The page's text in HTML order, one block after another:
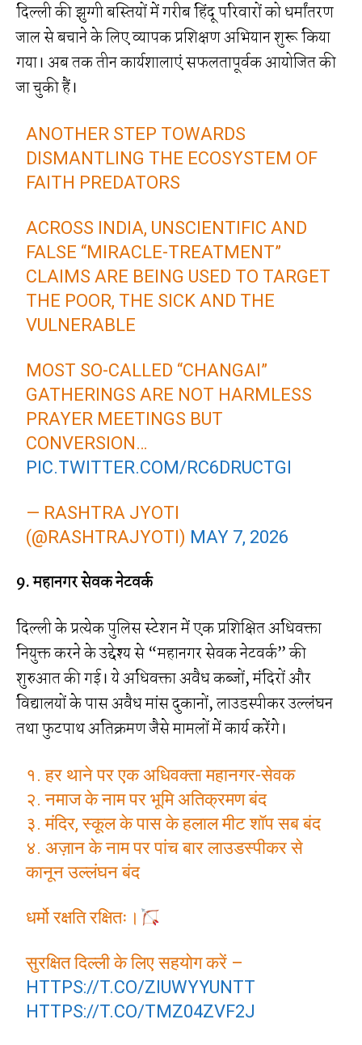
दिल्ली की झुग्गी बस्तियों में गरीब हिंदू परिवारों को धर्मांतरण
जाल से बचाने के लिए व्यापक प्रशिक्षण अभियान शुरू किया
गया। अब तक तीन कार्यशालाएं सफलतापूर्वक आयोजित की
जा चुकी हैं।
ANOTHER STEP TOWARDS
DISMANTLING THE ECOSYSTEM OF
FAITH PREDATORS
ACROSS INDIA, UNSCIENTIFIC AND
FALSE “MIRACLE-TREATMENT”
CLAIMS ARE BEING USED TO TARGET
THE POOR, THE SICK AND THE
VULNERABLE
MOST SO-CALLED “CHANGAI”
GATHERINGS ARE NOT HARMLESS
PRAYER MEETINGS BUT
CONVERSION…
PIC.TWITTER.COM/RC6DRUCTGI
— RASHTRA JYOTI
(@RASHTRAJYOTI) MAY 7, 2026
9. महानगर सेवक नेटवर्क
दिल्ली के प्रत्येक पुलिस स्टेशन में एक प्रशिक्षित अधिवक्ता
नियुक्त करने के उद्देश्य से “महानगर सेवक नेटवर्क” की
शुरुआत की गई। ये अधिवक्ता अवैध कब्जों, मंदिरों और
विद्यालयों के पास अवैध मांस दुकानों, लाउडस्पीकर उल्लंघन
तथा फुटपाथ अतिक्रमण जैसे मामलों में कार्य करेंगे।
१. हर थाने पर एक अधिवक्ता महानगर-सेवक
२. नमाज के नाम पर भूमि अतिक्रमण बंद
३. मंदिर, स्कूल के पास के हलाल मीट शॉप सब बंद
४. अज़ान के नाम पर पांच बार लाउडस्पीकर से
कानून उल्लंघन बंद
धर्मो रक्षति रक्षितः।
सुरक्षित दिल्ली के लिए सहयोग करें –
HTTPS://T.CO/ZIUWYYUNTT
HTTPS://T.CO/TMZ04ZVF2J